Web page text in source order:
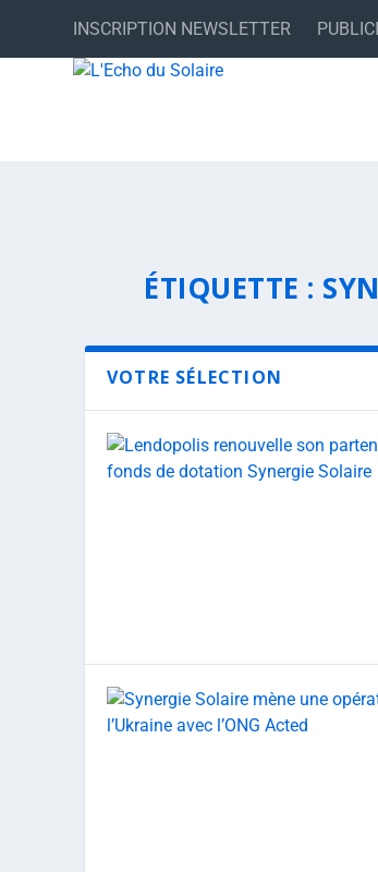
INSCRIPTION NEWSLETTER
ÉTIQUETTE :
VOTRE SÉLECTION